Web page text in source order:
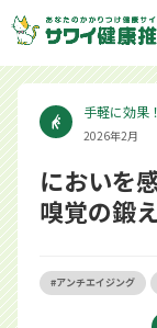
手軽に効果
2026年2月
においを
嗅覚の鍛
#アンチエイジング